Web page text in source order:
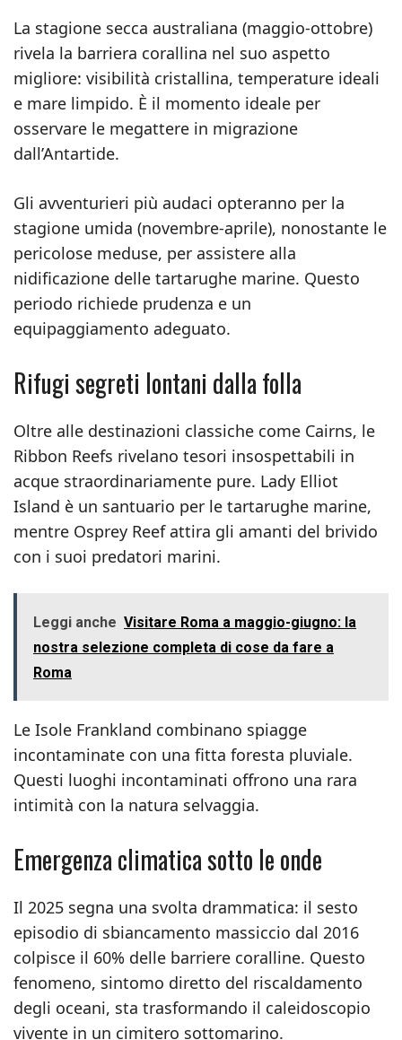
La stagione secca australiana (maggio-ottobre)
rivela la barriera corallina nel suo aspetto
migliore: visibilità cristallina, temperature ideali
e mare limpido. È il momento ideale per
osservare le megattere in migrazione
dall’Antartide.
Gli avventurieri più audaci opteranno per la
stagione umida (novembre-aprile), nonostante le
pericolose meduse, per assistere alla
nidificazione delle tartarughe marine. Questo
periodo richiede prudenza e un
equipaggiamento adeguato.
Rifugi segreti lontani dalla folla
Oltre alle destinazioni classiche come Cairns, le
Ribbon Reefs rivelano tesori insospettabili in
acque straordinariamente pure. Lady Elliot
Island è un santuario per le tartarughe marine,
mentre Osprey Reef attira gli amanti del brivido
con i suoi predatori marini.
Leggi anche Visitare Roma a maggio-giugno: la
nostra selezione completa di cose da fare a
Roma
Le Isole Frankland combinano spiagge
incontaminate con una fitta foresta pluviale.
Questi luoghi incontaminati offrono una rara
intimità con la natura selvaggia.
Emergenza climatica sotto le onde
Il 2025 segna una svolta drammatica: il sesto
episodio di sbiancamento massiccio dal 2016
colpisce il 60% delle barriere coralline. Questo
fenomeno, sintomo diretto del riscaldamento
degli oceani, sta trasformando il caleidoscopio
vivente in un cimitero sottomarino.